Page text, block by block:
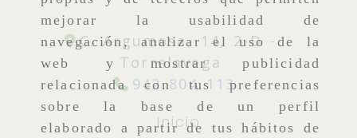
mejorar la usabilidad de
navegación, analizar el uso de la
web y mostrar publicidad
relacionada con tus preferencias
sobre la base de un perfil
elaborado a partir de tus hábitos de
C. Argumosa, 14, 2-D -
Torrelavega
942 804 113
Inicio